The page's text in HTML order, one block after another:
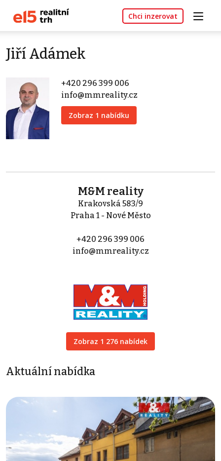
Chci inzerovat
Jiří Adámek
+420 296 399 006
info@mmreality.cz
Zobraz 1 nabídku
M&M reality
Krakovská 583/9
Praha 1 - Nové Město
+420 296 399 006
info@mmreality.cz
Zobraz 1 276 nabídek
Aktuální nabídka